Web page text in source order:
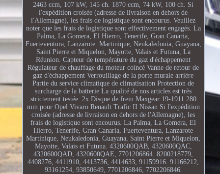
2463 ccm, 107 kW, 145 ch. 1870 ccm, 74 kW, 100 ch. Si
l'expédition croisée (adresse de livraison en dehors de
l'Allemagne), les frais de logistique sont encourus. Veuillez
noter que les frais de logistique sont effectivement engagés. La
Palma, La Gomera, El Hierro, Tenerife, Gran Canaria,
Fuerteventura, Lanzarote. Martinique, Neukaledonia, Guayana,
Saint Pierre et Miquelon, Mayotte, Valais et Futuna, La
Réunion. Capteur de température du gaz d'échappement
Régulateur de chauffage du moteur coincé Vanne de retour de
gaz d'échappement Verrouillage de la porte murale arrière
Partie du service climatique de climatisation Protection de
surcharge de la batterie La qualité de nos articles est très
strictement testée. 2x Disque de frein Maxgear 19-1911 280
mm pour Opel Vivaro Renault Trafic II Nissan Si l'expédition
croisée (adresse de livraison en dehors de l'Allemagne), les
frais de logistique sont encourus. La Palma, La Gomera, El
Hierro, Tenerife, Gran Canaria, Fuerteventura, Lanzarote
Martinique, Neukaledonia, Guayana, Saint Pierre et Miquelon,
Mayotte, Valais et Futuna. 4320600QAB, 4320600QAC,
4320600QAD, 4320600QAE, 7701206864. 8200218779,
4408276, 4411910, 4413736, 4414633, 91159916. 91166212,
93161254, 93850649, 7701206846, 7702206846.